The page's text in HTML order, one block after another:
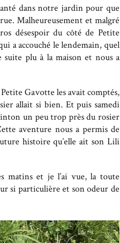
dans notre jardin pour que
Malheureusement et malgré
désespoir du côté de Petite
a accouché le lendemain, quel
plu à la maison et nous a
Gavotte les avait comptés,
allait si bien. Et puis samedi
un peu trop près du rosier
aventure nous a permis de
histoire qu’elle ait son Lili
matins et je l’ai vue, la toute
si particulière et son odeur de